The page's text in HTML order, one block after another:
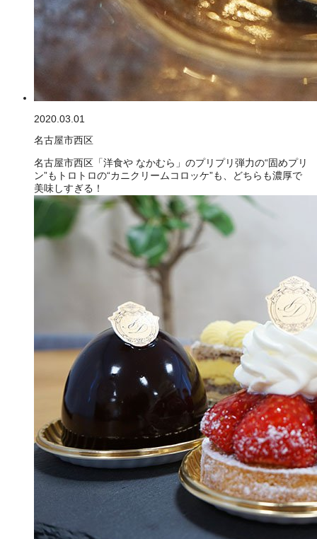
2020.03.01
名古屋市西区
名古屋市西区「洋食や なかむら」のプリプリ弾力の“固めプリ
ン”もトロトロの“カニクリームコロッケ”も、どちらも濃厚で
美味しすぎる！